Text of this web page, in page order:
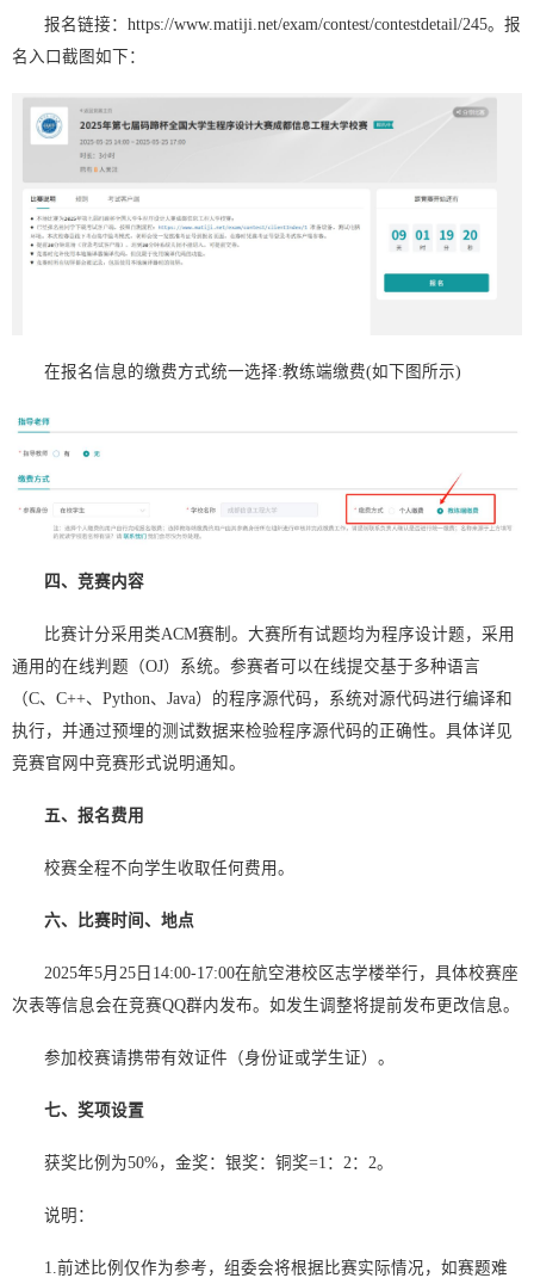
报名链接：https://www.matiji.net/exam/contest/contestdetail/245。报
名入口截图如下：
在报名信息的缴费方式统一选择:教练端缴费(如下图所示)
四、竞赛内容
比赛计分采用类ACM赛制。大赛所有试题均为程序设计题，采用
通用的在线判题（OJ）系统。参赛者可以在线提交基于多种语言
（C、C++、Python、Java）的程序源代码，系统对源代码进行编译和
执行，并通过预埋的测试数据来检验程序源代码的正确性。具体详见
竞赛官网中竞赛形式说明通知。
五、报名费用
校赛全程不向学生收取任何费用。
六、比赛时间、地点
2025年5月25日14:00-17:00在航空港校区志学楼举行，具体校赛座
次表等信息会在竞赛QQ群内发布。如发生调整将提前发布更改信息。
参加校赛请携带有效证件（身份证或学生证）。
七、奖项设置
获奖比例为50%，金奖：银奖：铜奖=1：2：2。
说明：
1.前述比例仅作为参考，组委会将根据比赛实际情况，如赛题难